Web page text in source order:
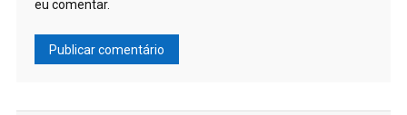
eu comentar.